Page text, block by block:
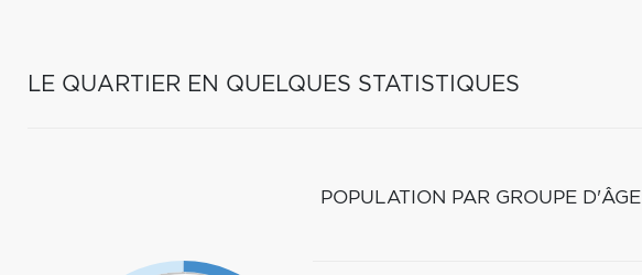
LE QUARTIER EN QUELQUES STATISTIQUES
POPULATION PAR GROUPE D'ÂGE